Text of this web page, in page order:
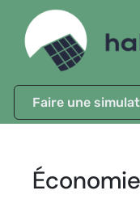
Faire une